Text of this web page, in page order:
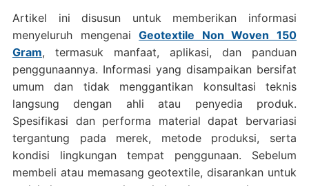
Artikel ini disusun untuk memberikan informasi
menyeluruh mengenaiGeotextile Non Woven 150
Gram, termasuk manfaat, aplikasi, dan panduan
penggunaannya. Informasi yang disampaikan bersifat
umum dan tidak menggantikan konsultasi teknis
langsung dengan ahli atau penyedia produk.
Spesifikasi dan performa material dapat bervariasi
tergantung pada merek, metode produksi, serta
kondisi lingkungan tempat penggunaan. Sebelum
membeli atau memasang geotextile, disarankan untuk